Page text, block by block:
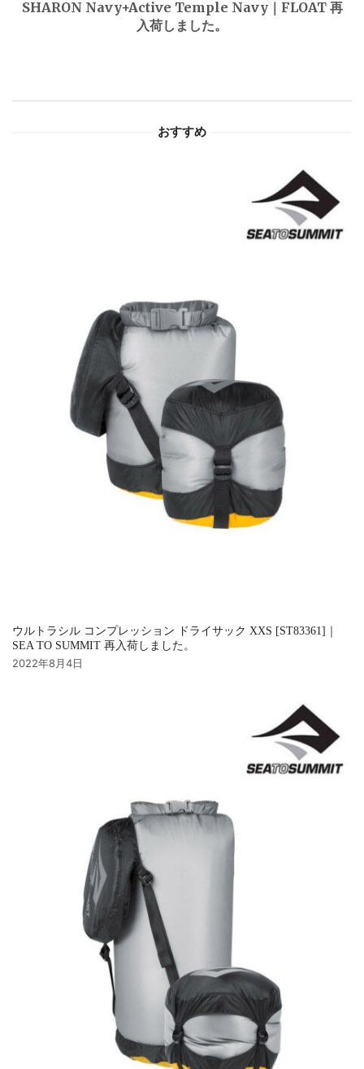
SHARON Navy+Active Temple Navy｜FLOAT 再
入荷しました。
おすすめ
ウルトラシル コンプレッション ドライサック XXS [ST83361]｜
SEA TO SUMMIT 再入荷しました。
2022年8月4日